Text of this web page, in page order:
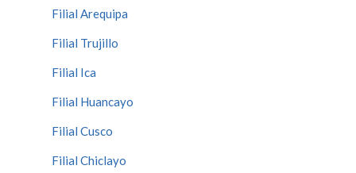
Filial Arequipa
Filial Trujillo
Filial Ica
Filial Huancayo
Filial Cusco
Filial Chiclayo